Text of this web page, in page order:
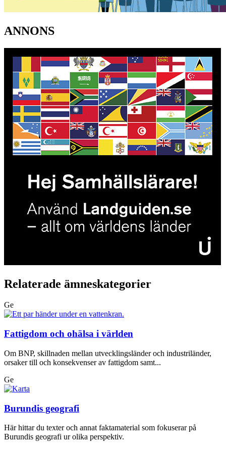
ANNONS
Relaterade ämneskategorier
Ge
Fattigdom och ohälsa i världen
Om BNP, skillnaden mellan utvecklingsländer och industriländer,
orsaker till och konsekvenser av fattigdom samt...
Ge
Burundis geografi
Här hittar du texter och annat faktamaterial som fokuserar på
Burundis geografi ur olika perspektiv.